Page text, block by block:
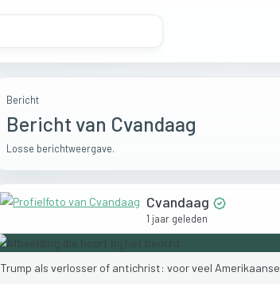
Bericht
Bericht van Cvandaag
Losse berichtweergave.
Cvandaag
1 jaar geleden
Trump als verlosser of antichrist: voorveel Amerikaanse